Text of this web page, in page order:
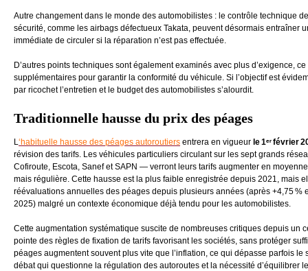
Autre changement dans le monde des automobilistes : le contrôle technique
sécurité, comme les airbags défectueux Takata, peuvent désormais entraîner
immédiate de circuler si la réparation n’est pas effectuée.
D’autres points techniques sont également examinés avec plus d’exigence,
supplémentaires pour garantir la conformité du véhicule. Si l’objectif est
par ricochet l’entretien et le budget des automobilistes s’alourdit.
Traditionnelle hausse du prix des péages
L‘habituelle hausse des péages autoroutiers entrera en vigueur le 1ᵉʳ février
révision des tarifs. Les véhicules particuliers circulant sur les sept grands
Cofiroute, Escota, Sanef et SAPN — verront leurs tarifs augmenter en
mais régulière. Cette hausse est la plus faible enregistrée depuis 2021, mais
réévaluations annuelles des péages depuis plusieurs années (après +4,75 %
2025) malgré un contexte économique déjà tendu pour les automobilistes.
Cette augmentation systématique suscite de nombreuses critiques depuis un
pointe des règles de fixation de tarifs favorisant les sociétés, sans protéger
péages augmentent souvent plus vite que l’inflation, ce qui dépasse parfois le
débat qui questionne la régulation des autoroutes et la nécessité d’équilibrer